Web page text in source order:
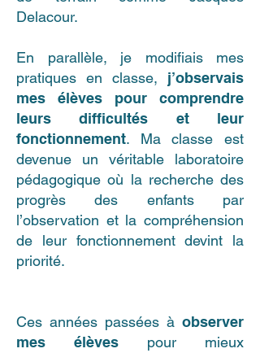
Delacour.
En parallèle, je modifiais mes
pratiques en classe, j’observais
mes élèves pour comprendre
leurs difficultés et leur
fonctionnement. Ma classe est
devenue un véritable laboratoire
pédagogique où la recherche des
progrès des enfants par
l’observation et la compréhension
de leur fonctionnement devint la
priorité.
Ces années passées à observer
mes élèves pour mieux